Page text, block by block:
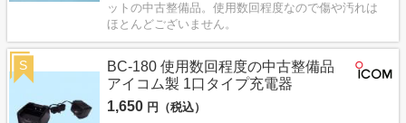
ットの中古整備品。使用数回程度なので傷や汚れは
ほとんどございません。
BC-180 使用数回程度の中古整備品
アイコム製 1口タイプ充電器
1,650 円（税込）
S